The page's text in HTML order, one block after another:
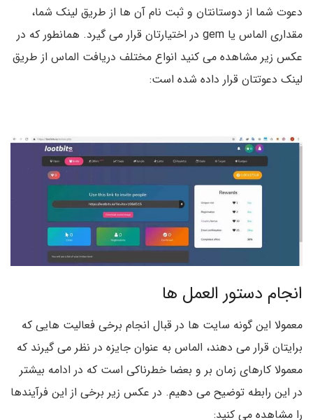
دعوت شما از دوستانتان و ثبت نام آن ها از طریق لینک شما،
مقداری الماس یا gem در اختیارتان قرار می گیرد. همانطور که در
عکس زیر مشاهده می کنید انواع مختلف دریافت الماس از طریق
لینک دعوتتان قرار داده شده است:
انجام دستور العمل ها
معمولا این گونه سایت ها در قبال انجام برخی فعالیت هایی که
برایتان قرار می دهند، الماس به عنوان جایزه در نظر می گیرند که
معمولا کارهای زمان بر و بعضا خطرناکی است که در ادامه بیشتر
در این رابطه توضیح می دهیم. در عکس زیر برخی از این فرآیندها
را مشاهده می کنید: